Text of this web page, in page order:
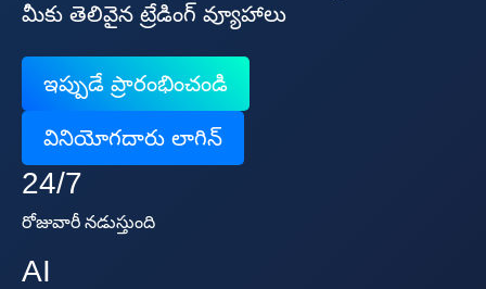
మీకు తెలివైన ట్రేడింగ్ వ్యూహాలు
ఇప్పుడే ప్రారంభించండి
వినియోగదారు లాగిన్
24/7
రోజువారీ నడుస్తుంది
AI